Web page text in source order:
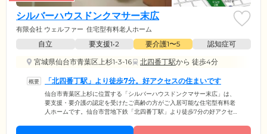
シルバーハウスドンクマサー末広
有限会社 ウェルファー 住宅型有料老人ホーム
自立 要支援1•2 要介護1〜5
認知症可
宮城県仙台市青葉区上杉1-3-16
北四番丁駅から 徒歩4分
「北四番丁駅」より徒歩7分。好アクセスの住まいです
仙台市青葉区上杉に位置する「シルバーハウスドンクマサー末広」は、
要支援・要介護の認定を受けたご高齢の方がご入居可能な住宅型有料老
人ホームです。仙台市営地下鉄「北四番丁駅」より徒歩7分の好アクセ
性に配慮し、完全バリアフリー設計を採用。各所に手すりを取り付けて